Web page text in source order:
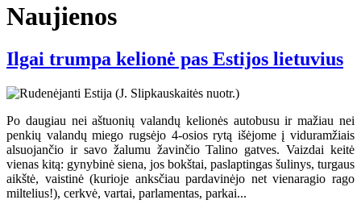
Naujienos
Ilgai trumpa kelionė pas Estijos lietuvius
Po daugiau nei aštuonių valandų kelionės autobusu ir mažiau nei
penkių valandų miego rugsėjo 4-osios rytą išėjome į viduramžiais
alsuojančio ir savo žalumu žavinčio Talino gatves. Vaizdai keitė
vienas kitą: gynybinė siena, jos bokštai, paslaptingas šulinys, turgaus
aikštė, vaistinė (kurioje anksčiau pardavinėjo net vienaragio rago
miltelius!), cerkvė, vartai, parlamentas, parkai...